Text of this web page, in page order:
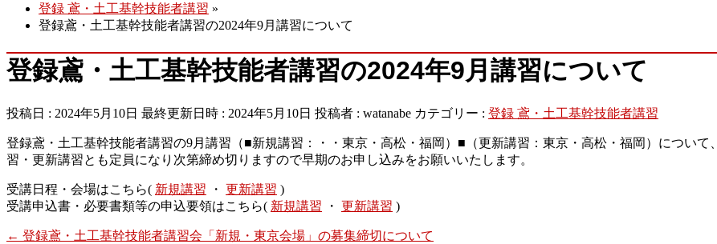
登録 鳶・土工基幹技能者講習 »
登録鳶・土工基幹技能者講習の2024年9月講習について
登録鳶・土工基幹技能者講習の2024年9月講習について
投稿日 : 2024年5月10日 最終更新日時 : 2024年5月10日 投稿者 : watanabe カテゴリー : 登録 鳶・土工基幹技能者講習
登録鳶・土工基幹技能者講習の9月講習（■新規講習：・・東京・高松・福岡）■（更新講習：東京・高松・福岡）について、
習・更新講習とも定員になり次第締め切りますので早期のお申し込みをお願いいたします。
受講日程・会場はこちら( 新規講習 ・ 更新講習 )
受講申込書・必要書類等の申込要領はこちら( 新規講習 ・ 更新講習 )
← 登録鳶・土工基幹技能者講習会「新規・東京会場」の募集締切について